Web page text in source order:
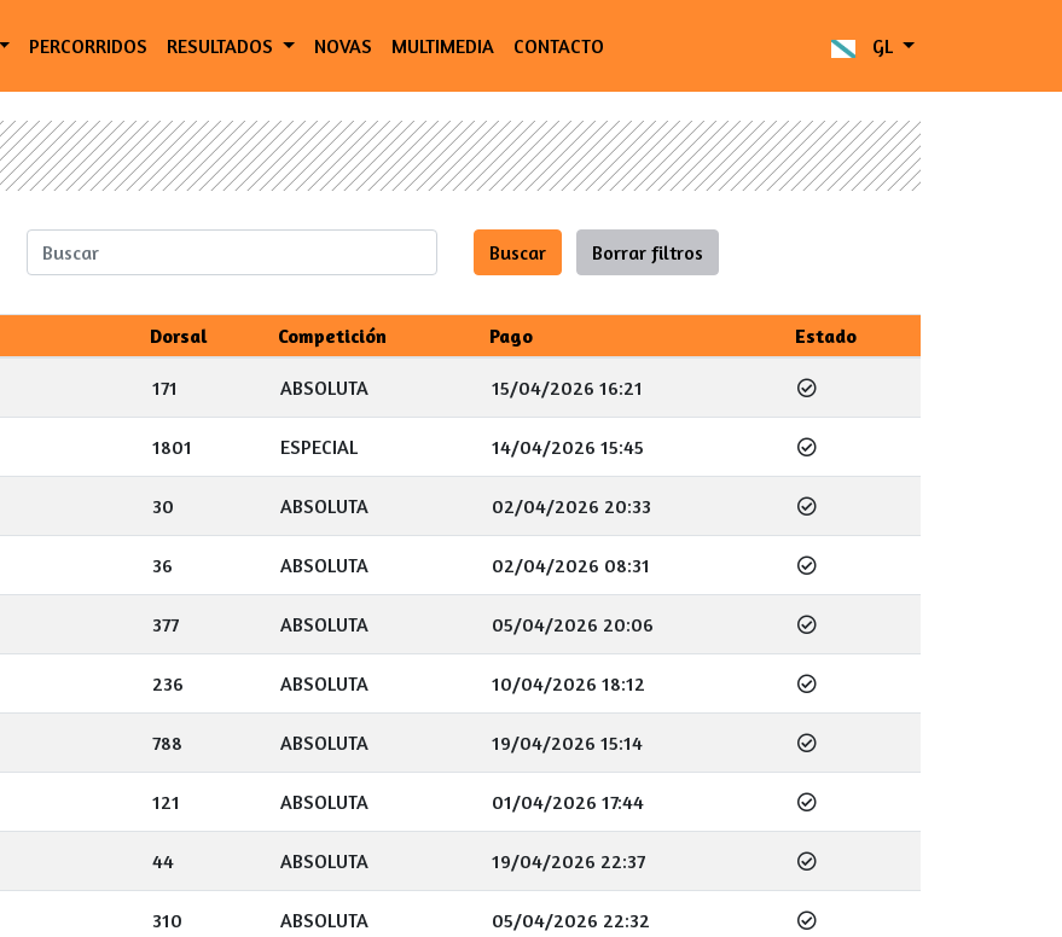
PERCORRIDOS RESULTADOS NOVAS MULTIMEDIA CONTACTO GL
Dorsal Competición Pago Estado
171 ABSOLUTA 15/04/2026 16:21
1801 ESPECIAL 14/04/2026 15:45
30 ABSOLUTA 02/04/2026 20:33
36 ABSOLUTA 02/04/2026 08:31
377 ABSOLUTA 05/04/2026 20:06
236 ABSOLUTA 10/04/2026 18:12
788 ABSOLUTA 19/04/2026 15:14
121 ABSOLUTA 01/04/2026 17:44
44 ABSOLUTA 19/04/2026 22:37
310 ABSOLUTA 05/04/2026 22:32